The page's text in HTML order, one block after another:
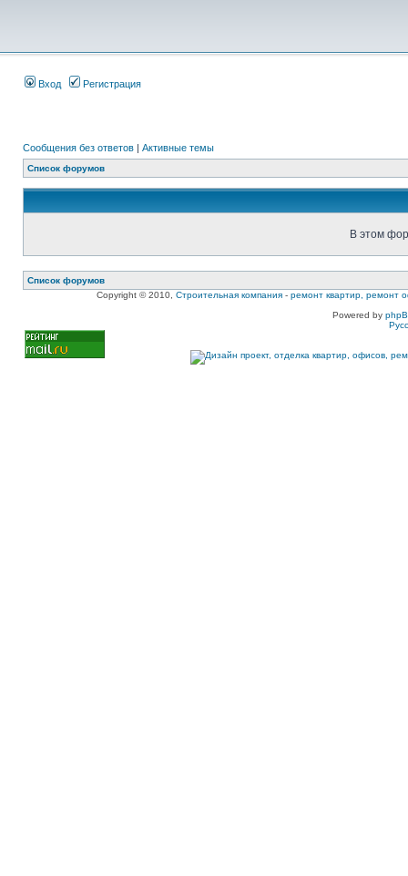
Вход Регистрация
Сообщения без ответов | Активные темы
Список форумов
В этом
Список форумов
Copyright © 2010, Строительная компания - ремонт квартир, ремонт
Powered by